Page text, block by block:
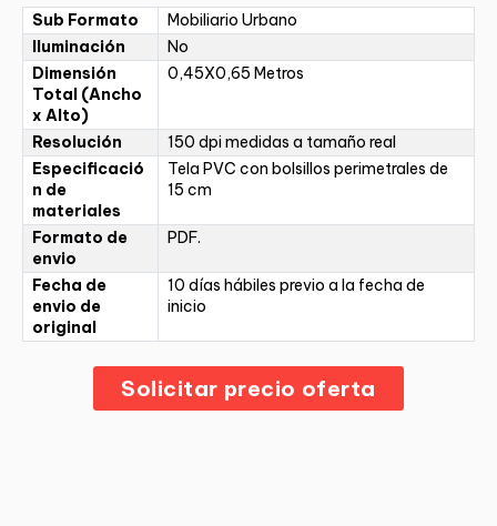
Sub Formato
Mobiliario Urbano
Iluminación
No
Dimensión
Total (Ancho
x Alto)
0,45X0,65 Metros
Resolución
150 dpi medidas a tamaño real
Especificació
n de
materiales
Tela PVC con bolsillos perimetrales de
15 cm
Formato de
envio
PDF.
Fecha de
envio de
original
10 días hábiles previo a la fecha de
inicio
Solicitar precio oferta